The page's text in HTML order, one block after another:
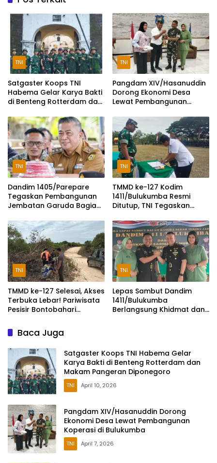
TNI
Satgaster Koops TNI
Habema Gelar Karya Bakti
di Benteng Rotterdam dan
Diponegoro
TNI
Pangdam XIV/Hasanuddin
Dorong Ekonomi Desa
Lewat Pembangunan
TNI
Dandim 1405/Parepare
Tegaskan Pembangunan
Jembatan Garuda Bagian
TNI
TMMD ke-127 Kodim
1411/Bulukumba Resmi
Ditutup, TNI Tegaskan
Desa
TNI
TMMD ke-127 Selesai, Akses
Terbuka Lebar! Pariwisata
Pesisir Bontobahari
TNI
Lepas Sambut Dandim
1411/Bulukumba
Berlangsung Khidmat dan
Baca Juga
Satgaster Koops TNI Habema Gelar
Karya Bakti di Benteng Rotterdam dan
Makam Pangeran Diponegoro
TNI April 10, 2026
Pangdam XIV/Hasanuddin Dorong
Ekonomi Desa Lewat Pembangunan
Koperasi di Bulukumba
TNI April 7, 2026